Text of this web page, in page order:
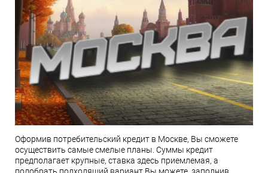
Оформив потребительский кредит в Москве, Вы сможете
осуществить самые смелые планы. Суммы кредит
предполагает крупные, ставка здесь приемлемая, а